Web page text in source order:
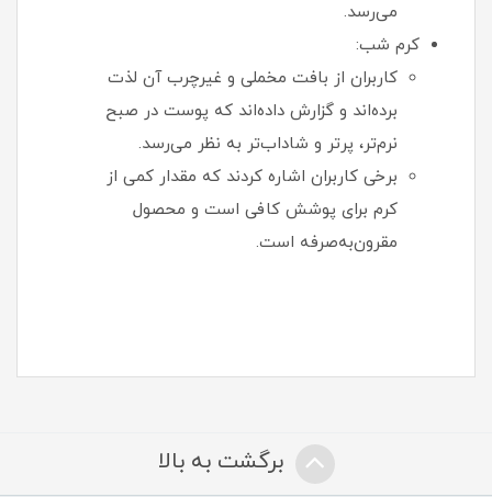
می‌رسد.
کرم شب:
کاربران از بافت مخملی و غیرچرب آن لذت
برده‌اند و گزارش داده‌اند که پوست در صبح
نرم‌تر، پرتر و شاداب‌تر به نظر می‌رسد.
برخی کاربران اشاره کردند که مقدار کمی از
کرم برای پوشش کافی است و محصول
مقرون‌به‌صرفه است.
برگشت به بالا